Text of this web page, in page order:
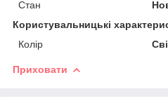
Стан
Користувальницькі
Колір
Приховати